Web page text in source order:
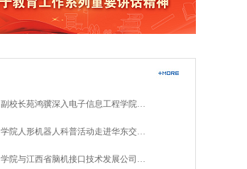
副校长苑鸿骥深入电子信息工程学院…
学院人形机器人科普活动走进华东交…
学院与江西省脑机接口技术发展公司…